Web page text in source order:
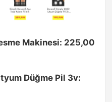
Makinesi: 225,00
Düğme Pil 3v: